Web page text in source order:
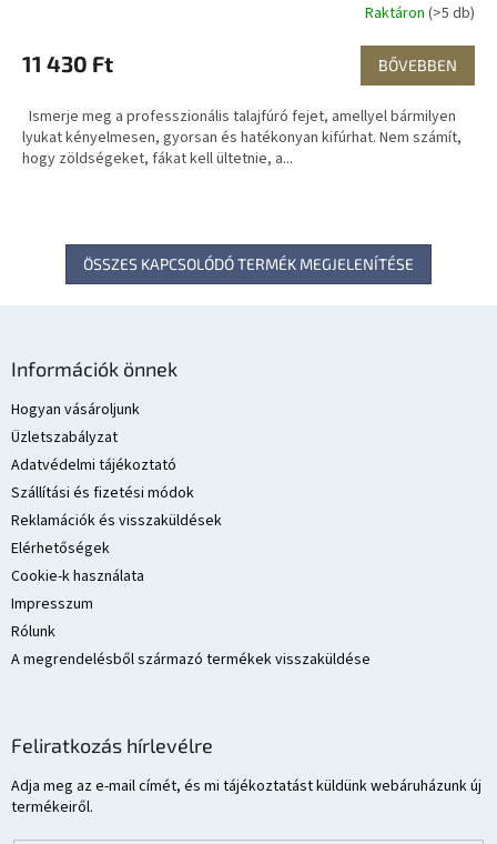
Raktáron (>5 db)
11 430 Ft BŐVEBBEN
Ismerje meg a professzionális talajfúró fejet, amellyel bármilyen
lyukat kényelmesen, gyorsan és hatékonyan kifúrhat. Nem számít,
hogy zöldségeket, fákat kell ültetnie, a...
ÖSSZES KAPCSOLÓDÓ TERMÉK MEGJELENÍTÉSE
Információk önnek
Hogyan vásároljunk
Üzletszabályzat
Adatvédelmi tájékoztató
Szállítási és fizetési módok
Reklamációk és visszaküldések
Elérhetőségek
Cookie-k használata
Impresszum
Rólunk
A megrendelésből származó termékek visszaküldése
Feliratkozás hírlevélre
Adja meg az e-mail címét, és mi tájékoztatást küldünk webáruházunk új
termékeiről.